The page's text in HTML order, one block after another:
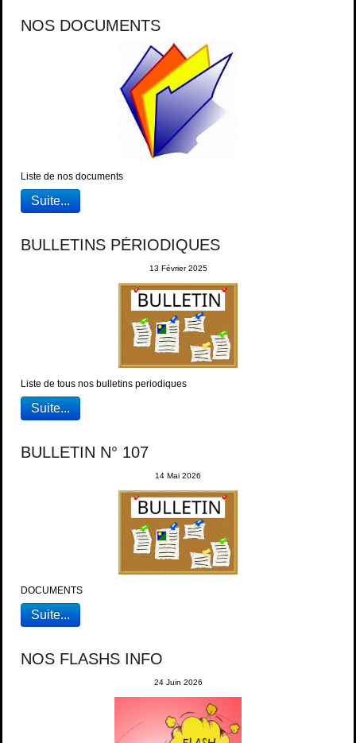
NOS DOCUMENTS
Liste de nos documents
Suite...
BULLETINS PÉRIODIQUES
13 Février 2025
Liste de tous nos bulletins periodiques
Suite...
BULLETIN N° 107
14 Mai 2026
DOCUMENTS
Suite...
NOS FLASHS INFO
24 Juin 2026